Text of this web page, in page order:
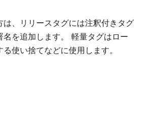
は、リリースタグには注釈付きタグ
名を追加します。 軽量タグはロー
使い捨てなどに使用します。